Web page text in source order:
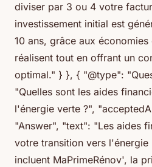
diviser par 3 ou 4 votre
investissement initial est
10 ans, grâce aux
réalisent tout en offrant un
optimal." } }, { "@type":
"Quelles sont les aides
l'énergie verte ?",
"Answer", "text": "Les aides
votre transition vers
incluent MaPrimeRénov', la